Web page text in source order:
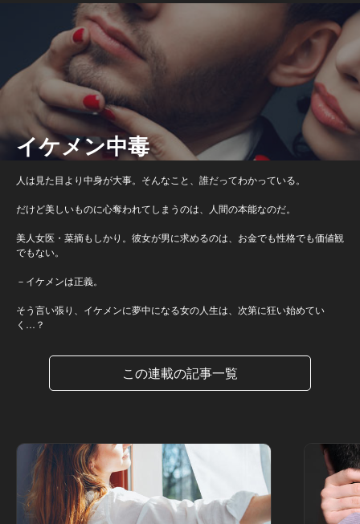
イケメン中毒
人は見た目より中身が大事。そんなこと、誰だってわかっている。
だけど美しいものに心奪われてしまうのは、人間の本能なのだ。
美人女医・菜摘もしかり。彼女が男に求めるのは、お金でも性格でも価値観
でもない。
－イケメンは正義。
そう言い張り、イケメンに夢中になる女の人生は、次第に狂い始めてい
く…？
この連載の記事一覧